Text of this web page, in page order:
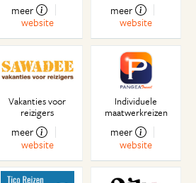
meer
website
meer
website
Vakanties voor
reizigers
meer
website
Individuele
maatwerkreizen
meer
website